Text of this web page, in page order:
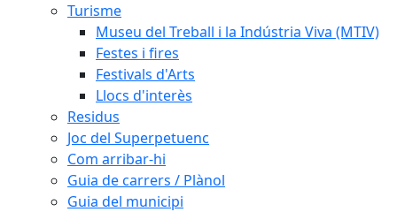
Turisme
Museu del Treball i la Indústria Viva (MTIV)
Festes i fires
Festivals d'Arts
Llocs d'interès
Residus
Joc del Superpetuenc
Com arribar-hi
Guia de carrers / Plànol
Guia del municipi